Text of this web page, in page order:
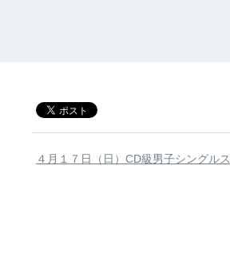
４月１７日（日）CD級男子シングルス